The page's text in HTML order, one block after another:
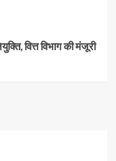
वित्त विभाग की मंजूरी